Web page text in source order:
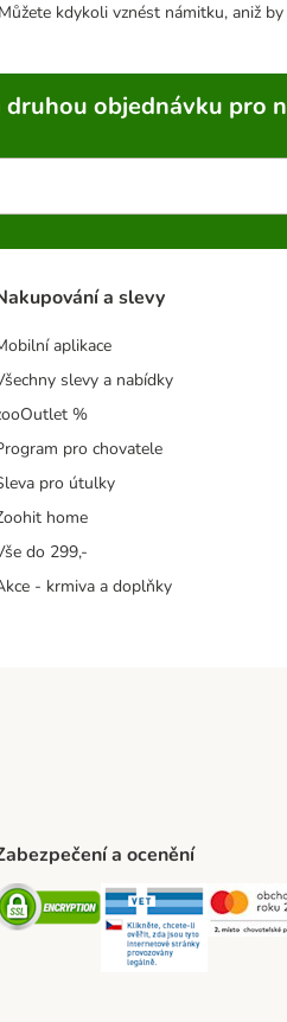
kdykoli vznést námitku, aniž
objednávku pro
a slevy
aplikace
slevy a nabídky
%
pro chovatele
pro útulky
home
do 299,-
- krmiva a doplňky
a ocenění
Security Security